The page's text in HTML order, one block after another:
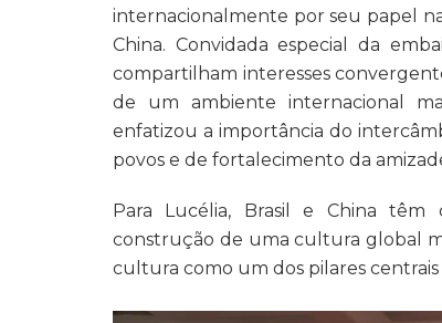
internacionalmente por seu papel
China. Convidada especial da
compartilham interesses
de um ambiente internacional
enfatizou a importância do
povos e de fortalecimento da
Para Lucélia, Brasil e China
construção de uma cultura global
cultura como um dos pilares centrais